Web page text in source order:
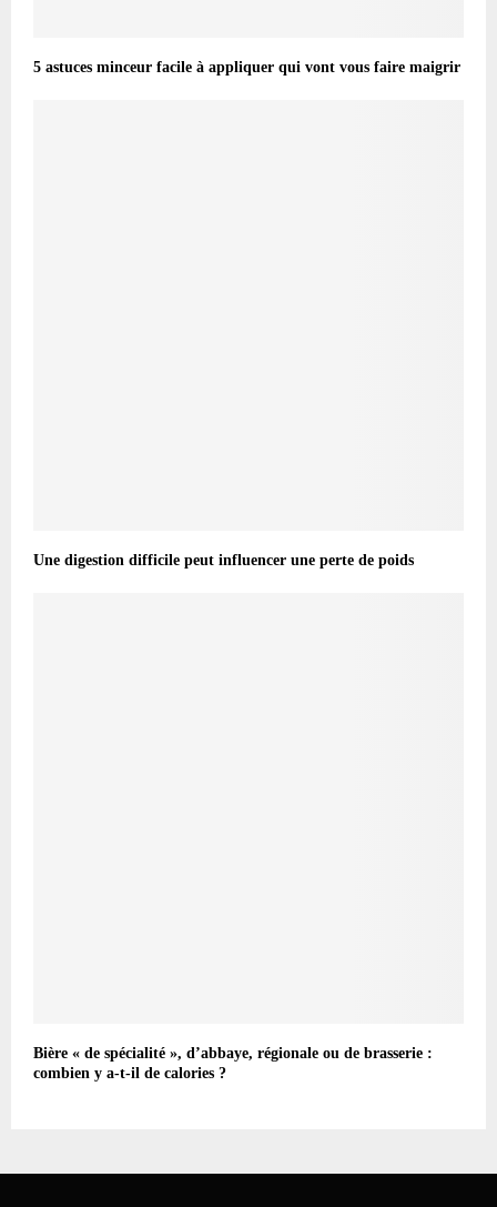
5 astuces minceur facile à appliquer qui vont vous faire maigrir
Une digestion difficile peut influencer une perte de poids
Bière « de spécialité », d’abbaye, régionale ou de brasserie :
combien y a-t-il de calories ?